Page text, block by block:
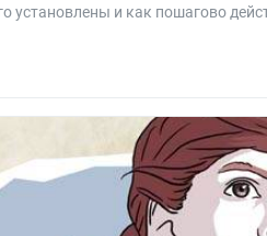
установлены и как пошагово